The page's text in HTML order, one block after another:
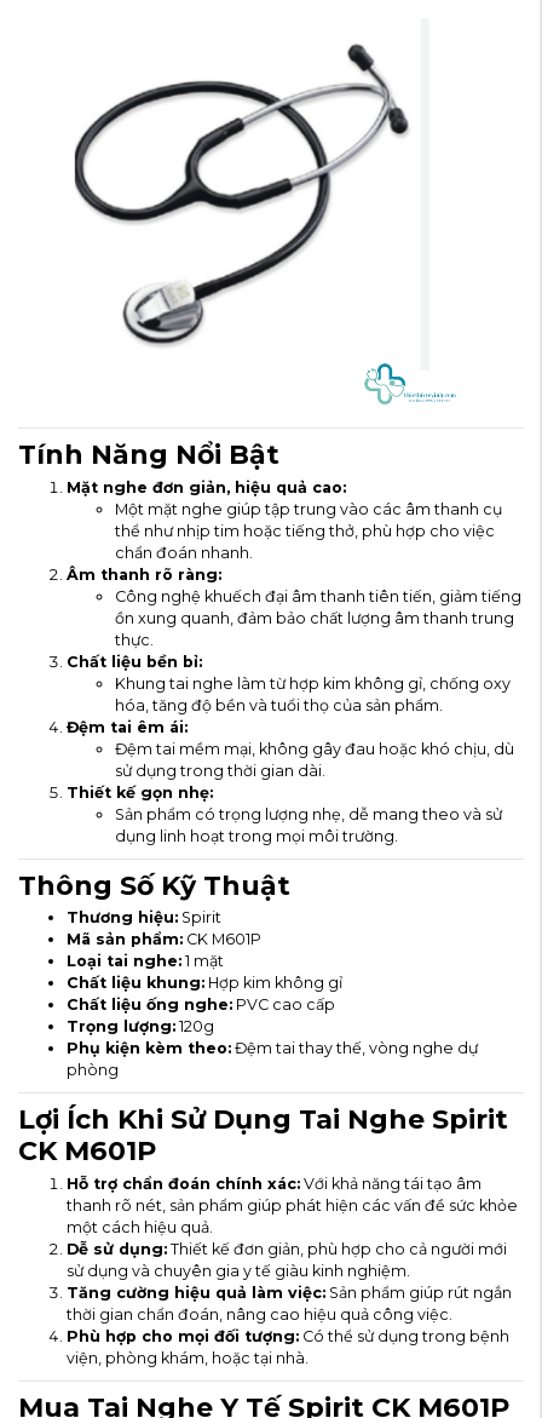
Tính Năng Nổi Bật
Mặt nghe đơn giản, hiệu quả cao:
Một mặt nghe giúp tập trung vào các âm thanh cụ
thể như nhịp tim hoặc tiếng thở, phù hợp cho việc
chẩn đoán nhanh.
Âm thanh rõ ràng:
Công nghệ khuếch đại âm thanh tiên tiến, giảm tiếng
ồn xung quanh, đảm bảo chất lượng âm thanh trung
thực.
Chất liệu bền bỉ:
Khung tai nghe làm từ hợp kim không gỉ, chống oxy
hóa, tăng độ bền và tuổi thọ của sản phẩm.
Đệm tai êm ái:
Đệm tai mềm mại, không gây đau hoặc khó chịu, dù
sử dụng trong thời gian dài.
Thiết kế gọn nhẹ:
Sản phẩm có trọng lượng nhẹ, dễ mang theo và sử
dụng linh hoạt trong mọi môi trường.
Thông Số Kỹ Thuật
Thương hiệu: Spirit
Mã sản phẩm: CK M601P
Loại tai nghe: 1 mặt
Chất liệu khung: Hợp kim không gỉ
Chất liệu ống nghe: PVC cao cấp
Trọng lượng: 120g
Phụ kiện kèm theo: Đệm tai thay thế, vòng nghe dự
phòng
Lợi Ích Khi Sử Dụng Tai Nghe Spirit
CK M601P
Hỗ trợ chẩn đoán chính xác: Với khả năng tái tạo âm
thanh rõ nét, sản phẩm giúp phát hiện các vấn đề sức khỏe
một cách hiệu quả.
Dễ sử dụng: Thiết kế đơn giản, phù hợp cho cả người mới
sử dụng và chuyên gia y tế giàu kinh nghiệm.
Tăng cường hiệu quả làm việc: Sản phẩm giúp rút ngắn
thời gian chẩn đoán, nâng cao hiệu quả công việc.
Phù hợp cho mọi đối tượng: Có thể sử dụng trong bệnh
viện, phòng khám, hoặc tại nhà.
Mua Tai Nghe Y Tế Spirit CK M601P